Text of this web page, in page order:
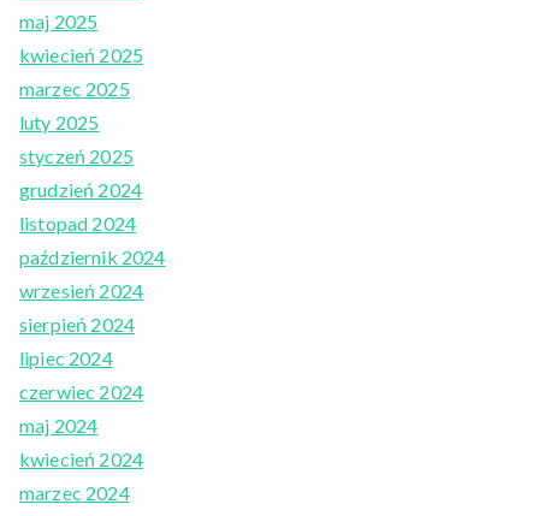
maj 2025
kwiecień 2025
marzec 2025
luty 2025
styczeń 2025
grudzień 2024
listopad 2024
październik 2024
wrzesień 2024
sierpień 2024
lipiec 2024
czerwiec 2024
maj 2024
kwiecień 2024
marzec 2024